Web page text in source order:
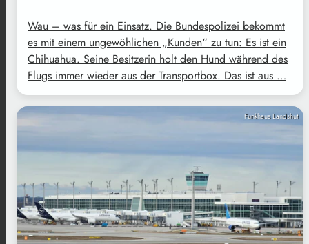
Wau – was für ein Einsatz. Die Bundespolizei bekommt
es mit einem ungewöhlichen „Kunden“ zu tun: Es ist ein
Chihuahua. Seine Besitzerin holt den Hund während des
Flugs immer wieder aus der Transportbox. Das ist aus …
Funkhaus Landshut